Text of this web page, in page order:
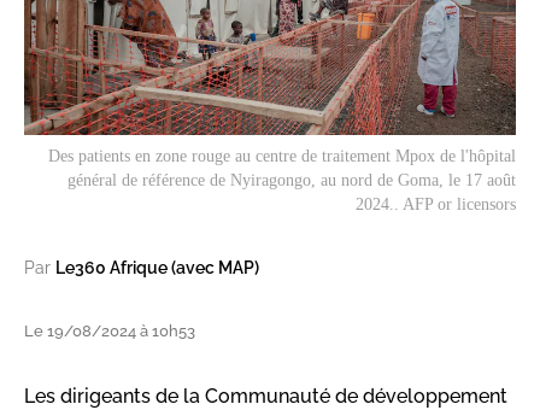
Des patients en zone rouge au centre de traitement Mpox de l'hôpital
général de référence de Nyiragongo, au nord de Goma, le 17 août
2024.. AFP or licensors
Par Le360 Afrique (avec MAP)
Le 19/08/2024 à 10h53
Les dirigeants de la Communauté de développement